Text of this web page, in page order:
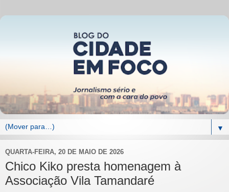
▼
QUARTA-FEIRA, 20 DE MAIO DE 2026
Chico Kiko presta homenagem à
Associação Vila Tamandaré